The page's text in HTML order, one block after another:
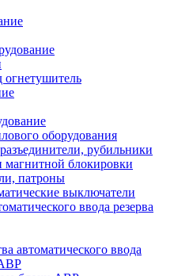
огнетушитель
оборудования
рубильники
блокировки
патроны
выключатели
ввода резерва
автоматического ввода